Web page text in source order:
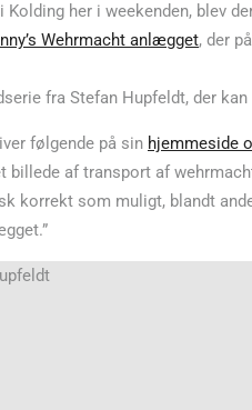
Kolding her i weekenden, blev
Wehrmacht anlægget, der
fra Stefan Hupfeldt, der
følgende på sin hjemmeside
af transport af
korrekt som muligt, blandt